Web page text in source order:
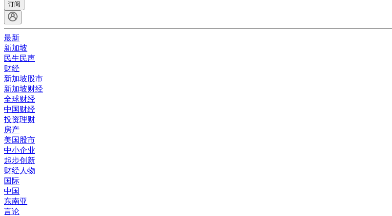
订阅
最新
新加坡
民生民声
财经
新加坡股市
新加坡财经
全球财经
中国财经
投资理财
房产
美国股市
中小企业
起步创新
财经人物
国际
中国
东南亚
言论